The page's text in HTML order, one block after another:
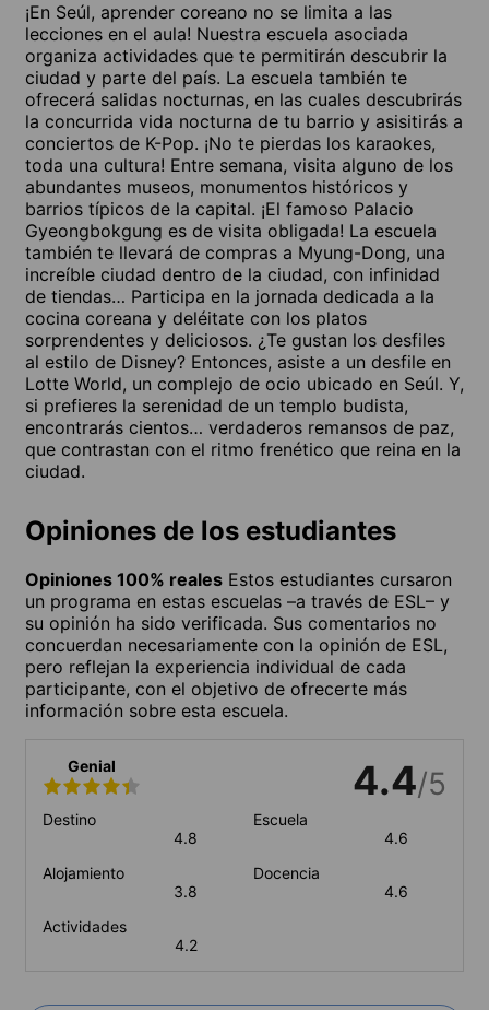
¡En Seúl, aprender coreano no se limita a las
lecciones en el aula! Nuestra escuela asociada
organiza actividades que te permitirán descubrir la
ciudad y parte del país. La escuela también te
ofrecerá salidas nocturnas, en las cuales descubrirás
la concurrida vida nocturna de tu barrio y asisitirás a
conciertos de K-Pop. ¡No te pierdas los karaokes,
toda una cultura! Entre semana, visita alguno de los
abundantes museos, monumentos históricos y
barrios típicos de la capital. ¡El famoso Palacio
Gyeongbokgung es de visita obligada! La escuela
también te llevará de compras a Myung-Dong, una
increíble ciudad dentro de la ciudad, con infinidad
de tiendas… Participa en la jornada dedicada a la
cocina coreana y deléitate con los platos
sorprendentes y deliciosos. ¿Te gustan los desfiles
al estilo de Disney? Entonces, asiste a un desfile en
Lotte World, un complejo de ocio ubicado en Seúl. Y,
si prefieres la serenidad de un templo budista,
encontrarás cientos… verdaderos remansos de paz,
que contrastan con el ritmo frenético que reina en la
ciudad.
Opiniones de los estudiantes
Opiniones 100% reales Estos estudiantes cursaron
un programa en estas escuelas –a través de ESL– y
su opinión ha sido verificada. Sus comentarios no
concuerdan necesariamente con la opinión de ESL,
pero reflejan la experiencia individual de cada
participante, con el objetivo de ofrecerte más
información sobre esta escuela.
Genial 4.4/5
Destino
4.8
Escuela
4.6
Alojamiento
3.8
Docencia
4.6
Actividades
4.2